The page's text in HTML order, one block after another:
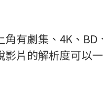
有劇集、4K、BD
影片的解析度可以